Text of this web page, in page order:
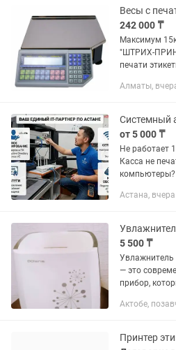
Весы с
242 000 ₸
Максимум
"ШТРИХ-
печати
фасовки
клавиатура...
Алматы,
от 5 000 ₸
Не работает
Касса не
компьютеры? Решу проблему быстро.
Оказываю услуги: 🖥
Астана, вчера
5 500 ₸
Увлажнитель
— это
прибор,
вашем
Актобе,
Принтер